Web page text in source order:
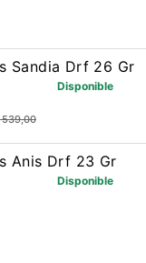
Sandia Drf 26 Gr
Disponible
539,00
Anis Drf 23 Gr
Disponible